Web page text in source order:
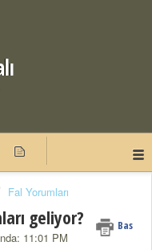
Fal Yorumları
geliyor? Bas
11:01 PM